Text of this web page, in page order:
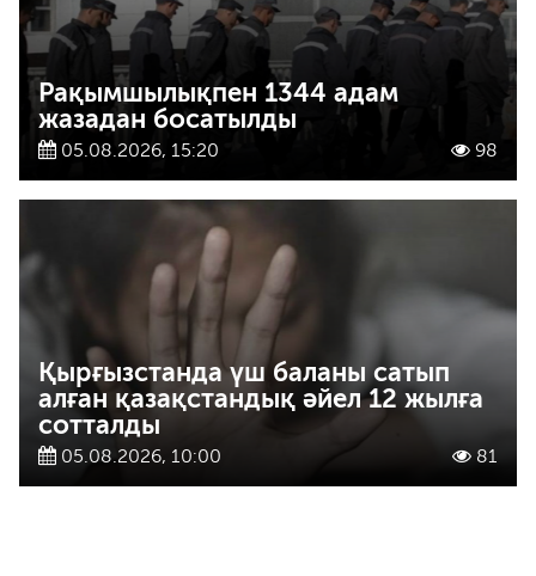
Рақымшылықпен 1344 адам
жазадан босатылды
05.08.2026, 15:20 98
Қырғызстанда үш баланы сатып
алған қазақстандық әйел 12 жылға
сотталды
05.08.2026, 10:00 81